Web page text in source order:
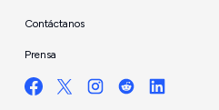
Contáctanos
Prensa